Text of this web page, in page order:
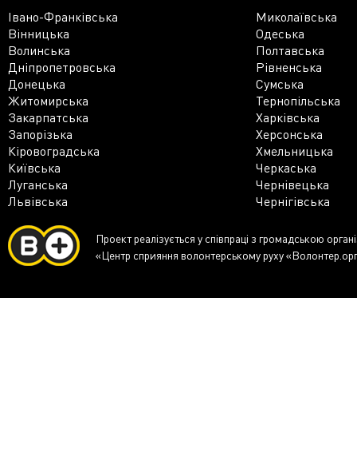
Івано-Франківська
Миколаївська
Вінницька
Одеська
Волинська
Полтавська
Дніпропетровська
Рівненська
Донецька
Сумська
Житомирська
Тернопільська
Закарпатська
Харківська
Запорізька
Херсонська
Кіровоградська
Хмельницька
Київська
Черкаська
Луганська
Чернівецька
Львівська
Чернігівська
Проект реалізується у співпраці з громадською
«Центр сприяння волонтерському руху